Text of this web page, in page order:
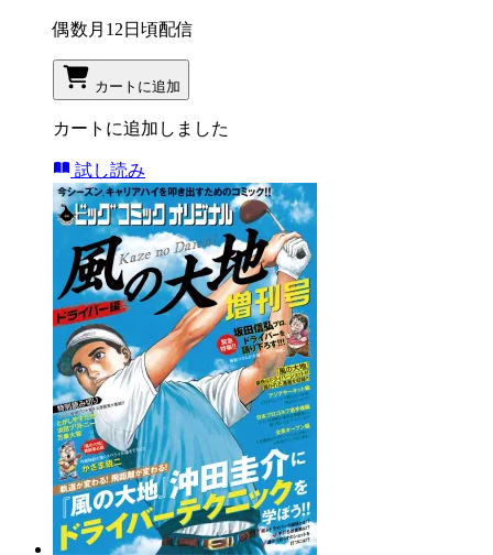
偶数月12日頃配信
カートに追加
カートに追加しました
試し読み